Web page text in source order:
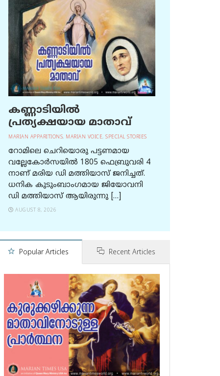
കണ്ണാടിയില്‍
പ്രത്യക്ഷയായ മാതാവ്
MARIAN APPARITIONS, MARIAN VOICE, SPECIAL STORIES
റോമിലെ ചെറിയൊരു പട്ടണമായ
വല്ലേകോര്‍സയില്‍ 1805 ഫെബ്രുവരി 4
നാണ് മരിയ ഡി മത്തിയാസ് ജനിച്ചത്.
ധനിക കുടുംബാംഗമായ ജിയോവനി
ഡി മത്തിയാസ് ആയിരുന്നു […]
AUGUST 8, 2026
Popular Articles Recent Articles